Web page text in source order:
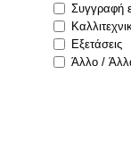
Συγγραφή
Εξετάσεις
Άλλο /